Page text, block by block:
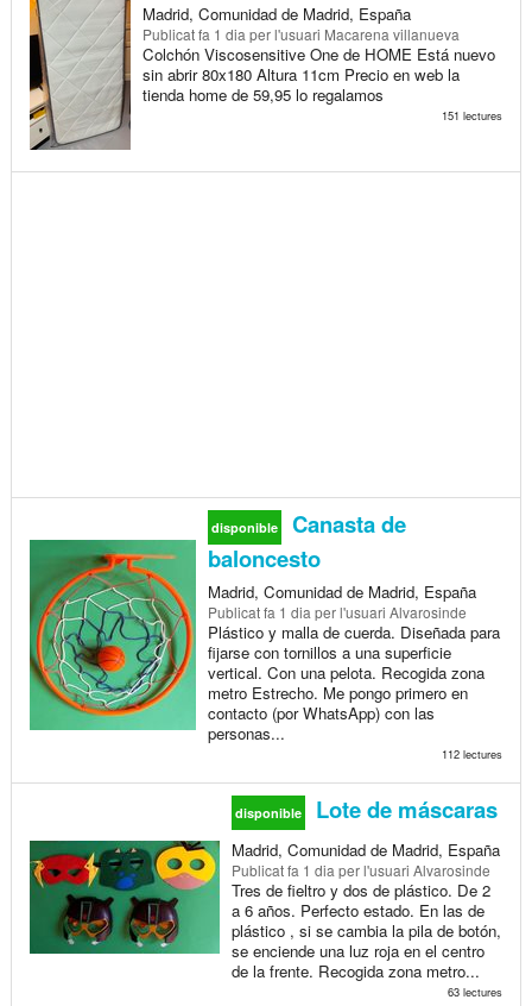
Madrid, Comunidad de Madrid, España
Publicatfa 1 dia per l'usuari Macarena villanueva
Colchón Viscosensitive One de HOME Está nuevo
sin abrir 80x180 Altura 11cm Precio en web la
tienda home de 59,95 lo regalamos
151 lectures
disponible
Canasta de
baloncesto
Madrid, Comunidad de Madrid, España
Publicatfa 1 dia per l'usuari Alvarosinde
Plástico y malla de cuerda. Diseñada para
fijarse con tornillos a una superficie
vertical. Con una pelota. Recogida zona
metro Estrecho. Me pongo primero en
contacto (por WhatsApp) con las
personas...
112 lectures
disponible Lote de máscaras
Madrid, Comunidad de Madrid, España
Publicatfa 1 dia per l'usuari Alvarosinde
Tres de fieltro y dos de plástico. De 2
a 6 años. Perfecto estado. En las de
plástico , si se cambia la pila de botón,
se enciende una luz roja en el centro
de la frente. Recogida zona metro...
63 lectures